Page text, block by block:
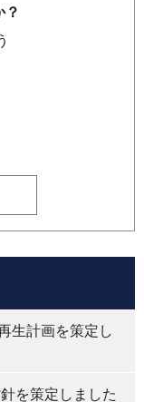
？
生計画を策定し
を策定しました